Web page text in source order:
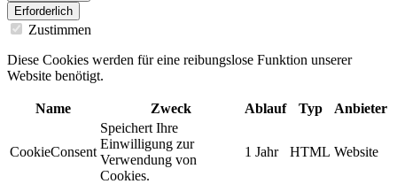
Erforderlich
Zustimmen
Diese Cookies werden für eine reibungslose Funktion unserer
Website benötigt.
Name Zweck Ablauf Typ Anbieter
CookieConsent
Speichert Ihre
Einwilligung zur
Verwendung von
Cookies.
1 Jahr HTML Website